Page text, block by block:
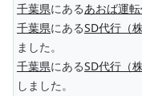
千葉県にあるあおば運
千葉県にあるSD代行（
ました。
千葉県にあるSD代行（
しました。